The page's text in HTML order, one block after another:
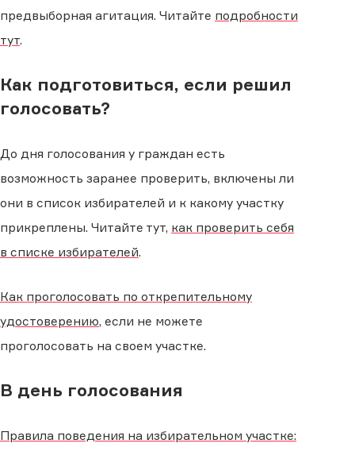
предвыборная агитация. Читайте подробности
тут.
Как подготовиться, если решил
голосовать?
До дня голосования у граждан есть
возможность заранее проверить, включены ли
они в список избирателей и к какому участку
прикреплены. Читайте тут, как проверить себя
в списке избирателей.
Как проголосовать по открепительному
удостоверению, если не можете
проголосовать на своем участке.
В день голосования
Правила поведения на избирательном участке: